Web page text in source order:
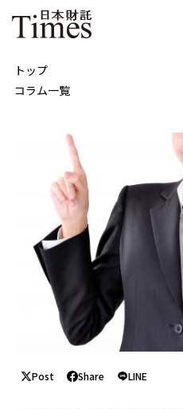
トップ
コラム一覧
Post Share LINE